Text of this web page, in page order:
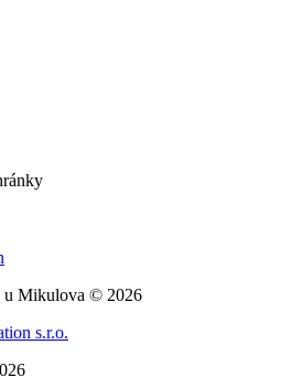
u Mikulova © 2026
s.r.o.